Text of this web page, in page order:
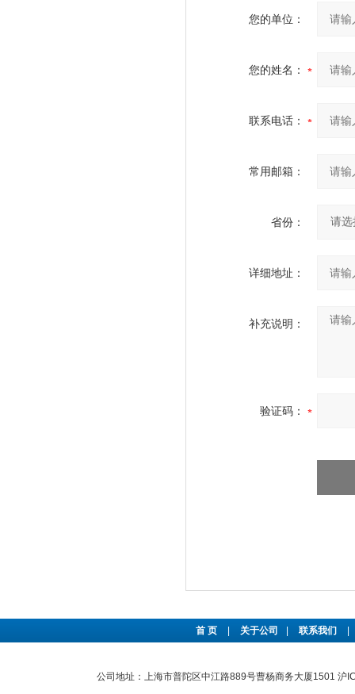
您的单位：
您的姓名：
联系电话：
常用邮箱：
省份：
详细地址：
补充说明：
验证码：
首 页 | 关于公司 | 联系我们 |
公司地址：上海市普陀区中江路889号曹杨商务大厦1501 沪